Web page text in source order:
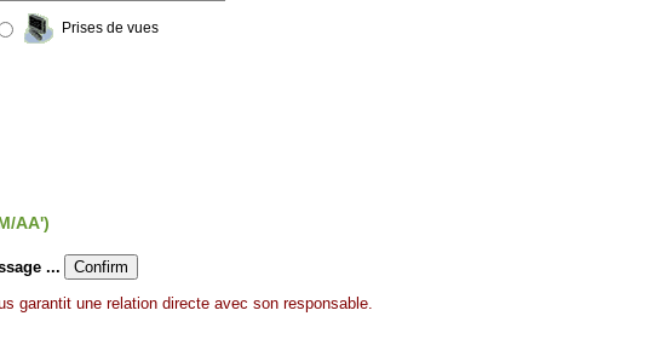
Prises de vues
AA')
...
garantit une relation directe avec son responsable.